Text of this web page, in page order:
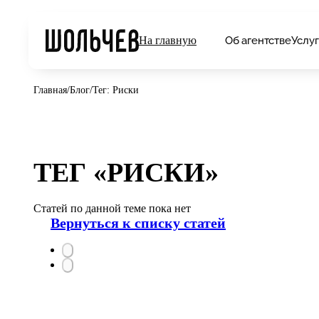
На главную Об агентстве
Главная/Блог/Тег: Риски
ТЕГ «РИСКИ»
Статей по данной теме пока нет
Вернуться к списку статей